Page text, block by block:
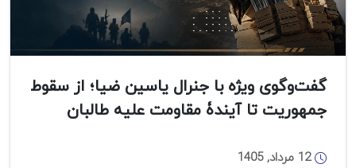
گفت‌وگوی ویژه با جنرال یاسین ضیا؛ از سقوط
جمهوریت تا آیندۀ مقاومت علیه طالبان
12 مرداد, 1405